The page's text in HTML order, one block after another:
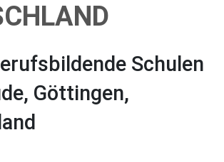
Schulen
Göttingen,